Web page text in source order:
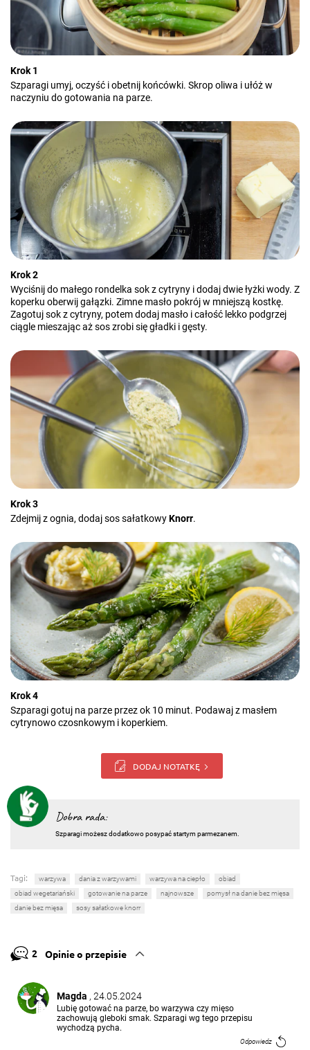
Krok 1
Szparagi umyj, oczyść i obetnij końcówki. Skrop oliwa i ułóż w
naczyniu do gotowania na parze.
Krok 2
Wyciśnij do małego rondelka sok z cytryny i dodaj dwie łyżki wody. Z
koperku oberwij gałązki. Zimne masło pokrój w mniejszą kostkę.
Zagotuj sok z cytryny, potem dodaj masło i całość lekko podgrzej
ciągle mieszając aż sos zrobi się gładki i gęsty.
Krok 3
Zdejmij z ognia, dodaj sos sałatkowyKnorr.
Krok 4
Szparagi gotuj na parze przez ok 10 minut. Podawaj z masłem
cytrynowo czosnkowym i koperkiem.
DODAJ NOTATKĘ
Dobra rada:
Szparagi możesz dodatkowo posypać startym parmezanem.
Tagi: warzywa dania z warzywami warzywa na ciepło
obiad
obiad wegetariański
gotowanie na parze najnowsze
pomysł na danie bez mięsa
danie bez mięsa
sosy sałatkowe knorr
2 Opinie o przepisie
Magda , 24.05.2024
Lubię gotować na parze, bo warzywa czy mięso
zachowują gleboki smak. Szparagi wg tego przepisu
wychodzą pycha.
Odpowiedz